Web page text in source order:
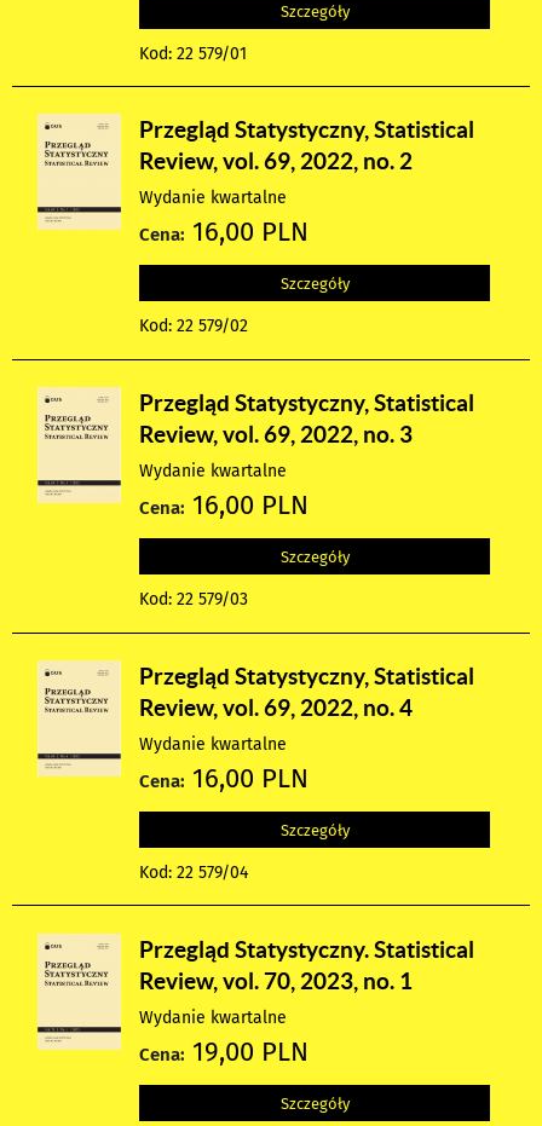
Szczegóły
Kod: 22 579/01
Przegląd Statystyczny, Statistical
Review, vol. 69, 2022, no. 2
Wydanie kwartalne
Cena: 16,00 PLN
Szczegóły
Kod: 22 579/02
Przegląd Statystyczny, Statistical
Review, vol. 69, 2022, no. 3
Wydanie kwartalne
Cena: 16,00 PLN
Szczegóły
Kod: 22 579/03
Przegląd Statystyczny, Statistical
Review, vol. 69, 2022, no. 4
Wydanie kwartalne
Cena: 16,00 PLN
Szczegóły
Kod: 22 579/04
Przegląd Statystyczny. Statistical
Review, vol. 70, 2023, no. 1
Wydanie kwartalne
Cena: 19,00 PLN
Szczegóły